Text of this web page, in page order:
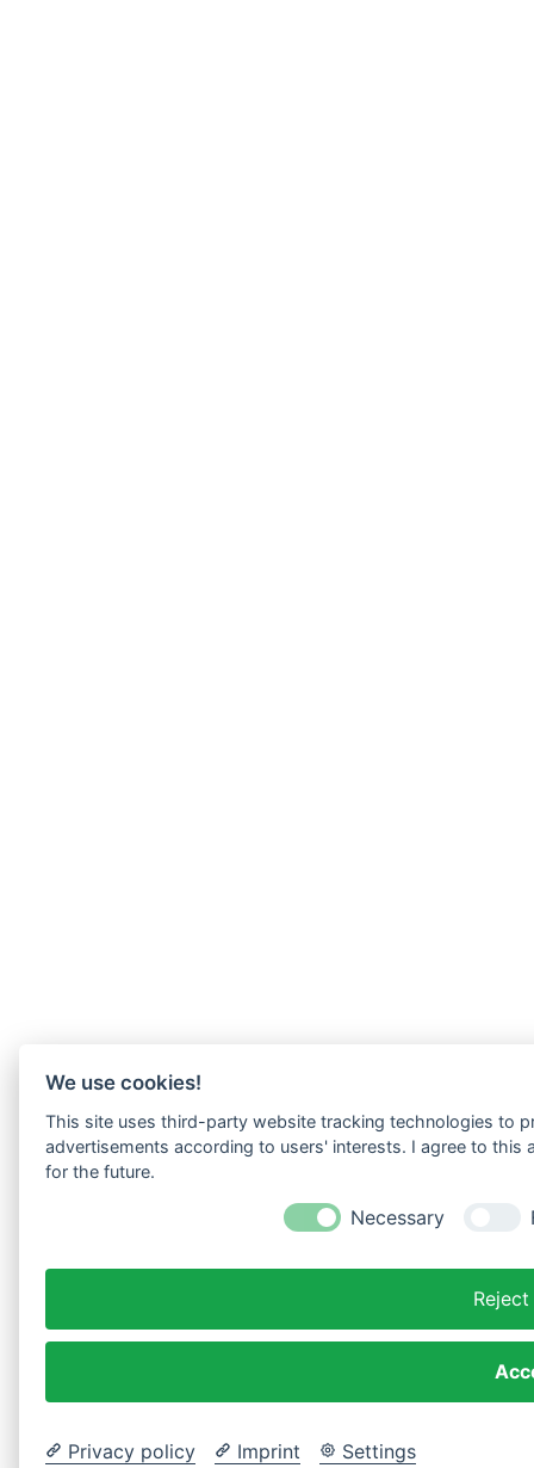
We use cookies!
This site uses third-party website tracking technologies to
advertisements according to users' interests. I agree to
for the future.
Necessary
Privacy policy Imprint Settings